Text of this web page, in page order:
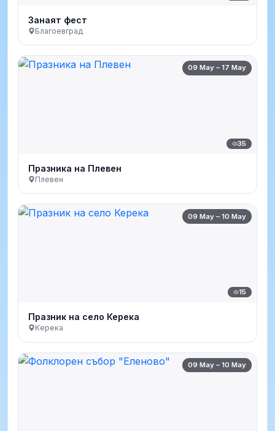
Занаят фест
Благоевград
09 May – 17 May
35
Празника на Плевен
Плевен
09 May – 10 May
15
Празник на село Керека
Керека
09 May – 10 May